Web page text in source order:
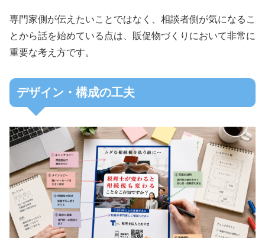
専門家側が伝えたいことではなく、相談者側が気になるこ
とから話を始めている点は、販促物づくりにおいて非常に
重要な考え方です。
デザイン・構成の工夫